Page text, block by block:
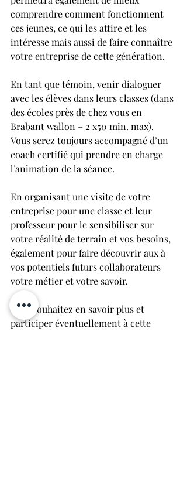
comprendre comment fonctionnent
ces jeunes, ce qui les attire et les
intéresse mais aussi de faire connaître
votre entreprise de cette génération.
En tant que témoin, venir dialoguer
avec les élèves dans leurs classes (dans
des écoles près de chez vous en
Brabant wallon – 2 x50 min. max).
Vous serez toujours accompagné d’un
coach certifié qui prendre en charge
l’animation de la séance.
En organisant une visite de votre
entreprise pour une classe et leur
professeur pour le sensibiliser sur
votre réalité de terrain et vos besoins,
également pour faire découvrir aux à
vos potentiels futurs collaborateurs
votre métier et votre savoir.
Vous souhaitez en savoir plus et
participer éventuellement à cette